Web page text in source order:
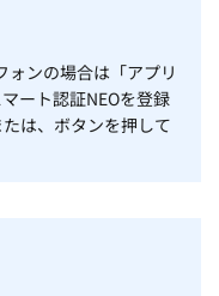
ォンの場合は「アプリ
ート認証NEOを登録
は、ボタンを押して